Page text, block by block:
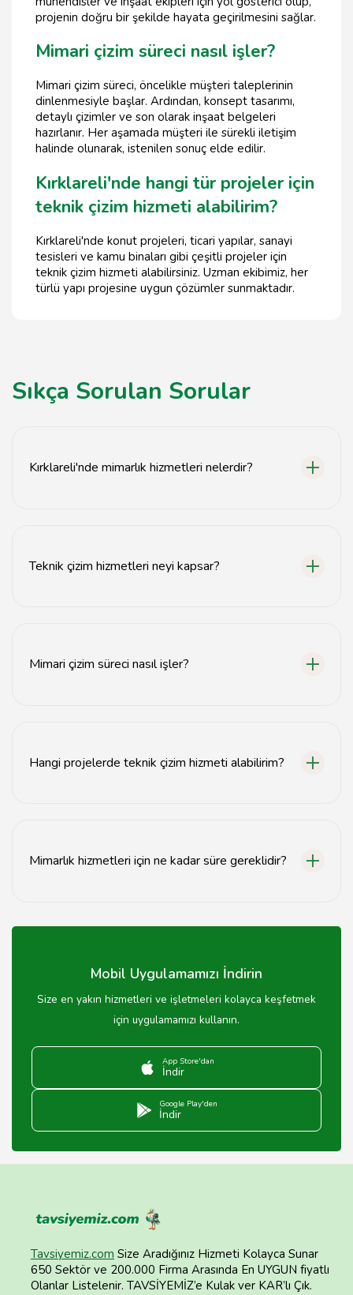
projenin doğru bir şekilde hayata geçirilmesini sağlar.
Mimari çizim süreci nasıl işler?
Mimari çizim süreci, öncelikle müşteri taleplerinin
dinlenmesiyle başlar. Ardından, konsept tasarımı,
detaylı çizimler ve son olarak inşaat belgeleri
hazırlanır. Her aşamada müşteri ile sürekli iletişim
halinde olunarak, istenilen sonuç elde edilir.
Kırklareli'nde hangi tür projeler için
teknik çizim hizmeti alabilirim?
Kırklareli'nde konut projeleri, ticari yapılar, sanayi
tesisleri ve kamu binaları gibi çeşitli projeler için
teknik çizim hizmeti alabilirsiniz. Uzman ekibimiz, her
türlü yapı projesine uygun çözümler sunmaktadır.
Sıkça Sorulan Sorular
Kırklareli'nde mimarlık hizmetleri nelerdir?
Teknik çizim hizmetleri neyi kapsar?
Mimari çizim süreci nasıl işler?
Hangi projelerde teknik çizim hizmeti alabilirim?
Mimarlık hizmetleri için ne kadar süre gereklidir?
değişir, genellikle birkaç haftadan birkaç aya kadar
Mobil Uygulamamızı İndirin
Size en yakın hizmetleri ve işletmeleri kolayca keşfetmek
için uygulamamızı kullanın.
App Store'dan
İndir
Google Play'den
İndir
Tavsiyemiz.com Size Aradığınız Hizmeti Kolayca Sunar
650 Sektör ve 200.000 Firma Arasında En UYGUN fiyatlı
Olanlar Listelenir. TAVSİYEMİZ’e Kulak ver KAR’lı Çık.